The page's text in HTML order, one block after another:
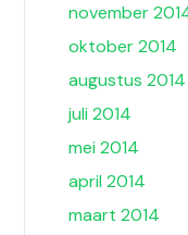
november
oktober 2014
augustus 2014
juli 2014
mei 2014
april 2014
maart 2014